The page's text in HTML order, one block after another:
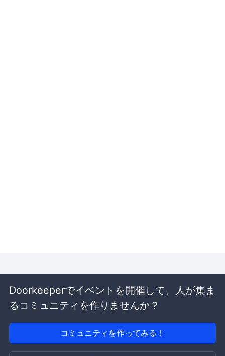
Doorkeeperでイベントを開催して、人が集ま
るコミュニティを作りませんか？
コミュニティを作ってみる！